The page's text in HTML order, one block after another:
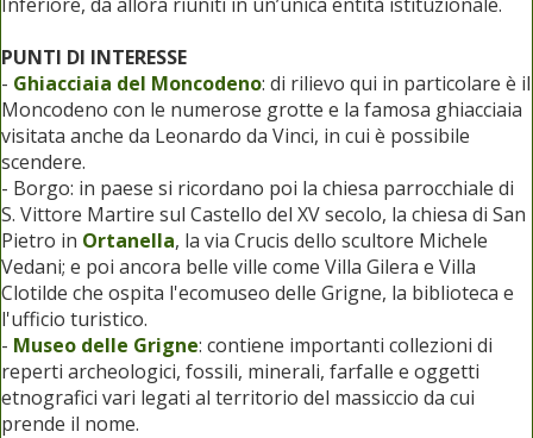
PUNTI DI INTERESSE
- Ghiacciaia del Moncodeno: di rilievo qui in particolare è il
Moncodeno con le numerose grotte e la famosa ghiacciaia
visitata anche da Leonardo da Vinci, in cui è possibile
scendere.
- Borgo: in paese si ricordano poi la chiesa parrocchiale di
S. Vittore Martire sul Castello del XV secolo, la chiesa di San
Pietro in Ortanella, la via Crucis dello scultore Michele
Vedani; e poi ancora belle ville come Villa Gilera e Villa
Clotilde che ospita l'ecomuseo delle Grigne, la biblioteca e
l'ufficio turistico.
- Museo delle Grigne: contiene importanti collezioni di
reperti archeologici, fossili, minerali, farfalle e oggetti
etnografici vari legati al territorio del massiccio da cui
prende il nome.